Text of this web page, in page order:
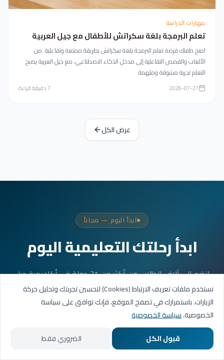
مهارات الدراسة
تعلم البرمجة بلغة سكراتش للأطفال مع جيل العربية
امنح طفلك فرصة تعلم البرمجة بلغة سكراتش بطريقة ممتعة وتفاعلية. من
الألعاب والقصص التفاعلية إلى مدخل الذكاء الاصطناعي، مع جيل العربية يصبح
التعلم تجربة مشوقة وملهمة.
2026-07-27
7دقيقة قراءة
عرض الكل
ابدأ اليوم — مجاناً
ابدأ رحلتك التعليمية اليوم
انضم إلى آلاف الطلاب من أكثر من 31 دولة في أكاديمية جيل
العربية. جلستك الأولى مجانية.
احجز حصتك التجريبية
تواصل عبر واتساب
الرئيسية المسارات التعليمية
نستخدم ملفات تعريف الارتباط (Cookies) لتحسين تجربتك وتحليل حركة
الزيارات. باستمرارك في تصفح الموقع، فإنك توافق على سياسة
الخصوصية.سياسة الخصوصية
قبول الكل
الضروري فقط